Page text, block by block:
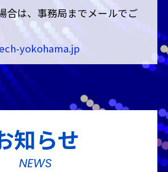
合は、事務局までメールでご
yokohama.jp
知らせ
NEWS